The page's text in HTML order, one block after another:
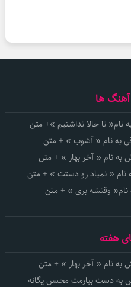
ها
نام« تا حالا نداشتیم »+ متن
به نام « آشوب » + متن
به نام « آخر بهار » + متن
نام « نمیاد رو دستت » + متن
نام« وقتشه بری » + متن
هفته
به نام « آخر بهار » + متن
به دست بیارمت محسن یگانه